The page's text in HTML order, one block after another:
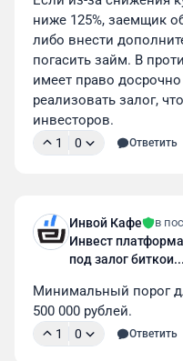
ниже 125%, заемщик
либо внести
погасить займ. В
имеет право
реализовать залог,
инвесторов.
1 0 Ответить
Инвой Кафе в
Инвест
под залог биткои...
Минимальный порог
500 000 рублей.
1 0 Ответить